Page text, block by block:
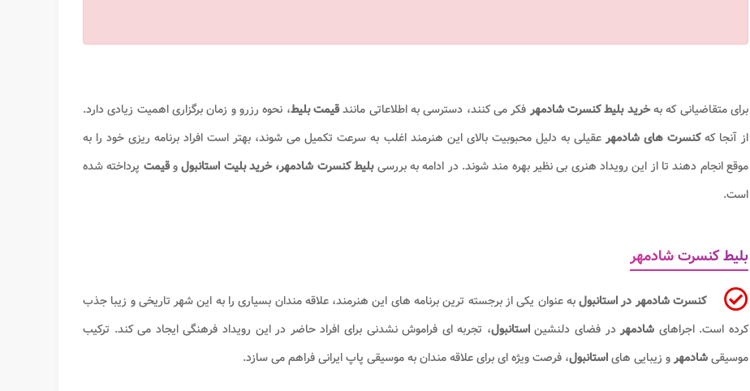
برای متقاضیانی که بهخرید بلیط کنسرت شادمهرفکر می کنند، دسترسی به اطلاعاتی مانندقیمت بلیط، نحوه رزرو و زمان برگزاری اهمیت زیادی دارد.
از آنجا کهکنسرت های شادمهرعقیلی به دلیل محبوبیت بالای این هنرمند اغلب به سرعت تکمیل می شوند، بهتر است افراد برنامه ریزی خود را به
موقع انجام دهند تا از این رویداد هنری بی نظیر بهره مند شوند. در ادامه به بررسیبلیط کنسرت شادمهر، خرید بلیت استانبولوقیمت پرداخته شده
است.
بلیط کنسرت شادمهر
کنسرت شادمهر در استانبولبه عنوان یکی از برجسته ترین برنامه های این هنرمند، علاقه مندان بسیاری را به این شهر تاریخی و زیبا جذب
کرده است. اجراهای شادمهردر فضای دلنشیناستانبول، تجربه ای فراموش نشدنی برای افراد حاضر در این رویداد فرهنگی ایجاد می کند. ترکیب
موسیقیشادمهرو زیبایی هایاستانبول، فرصت ویژه ای برای علاقه مندان به موسیقی پاپ ایرانی فراهم می سازد.